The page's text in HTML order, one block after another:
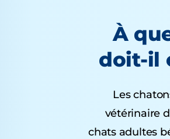
À
doit-il
Les
vétérinaire
chats adultes